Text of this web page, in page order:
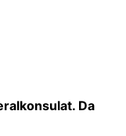
Da